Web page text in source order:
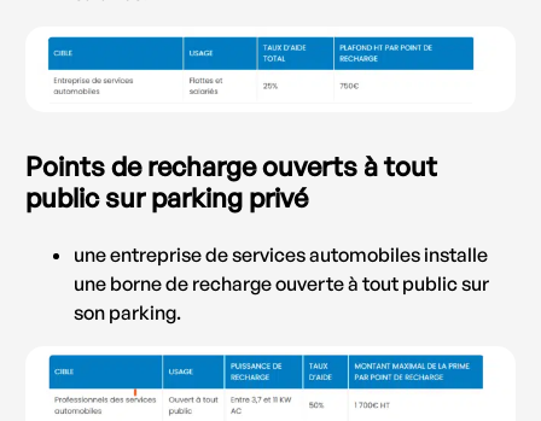
Points de recharge ouverts à tout
public sur parking privé
une entreprise de services automobiles installe
une borne de recharge ouverte à tout public sur
son parking.